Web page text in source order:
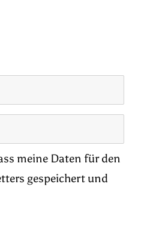
meine Daten für den
gespeichert und